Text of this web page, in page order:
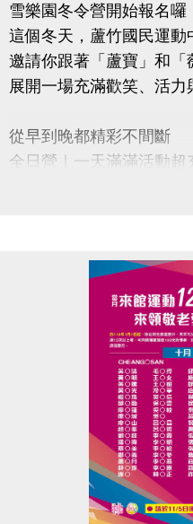
雪樂園冬令營開始報名囉
這個冬天，蘆竹國民運動
邀請你跟著「蘆寶」和「
展開一場充滿歡笑、活力
從早到晚都精彩不間斷
全日營｜一天滿滿活動超
單項營｜羽球、桌球、
即日起～114/11/30(日)前
114/12/1(一)～12/31(三)
【加碼優惠】
臨櫃報名享多堂優惠，
地點｜蘆竹國民運動中心